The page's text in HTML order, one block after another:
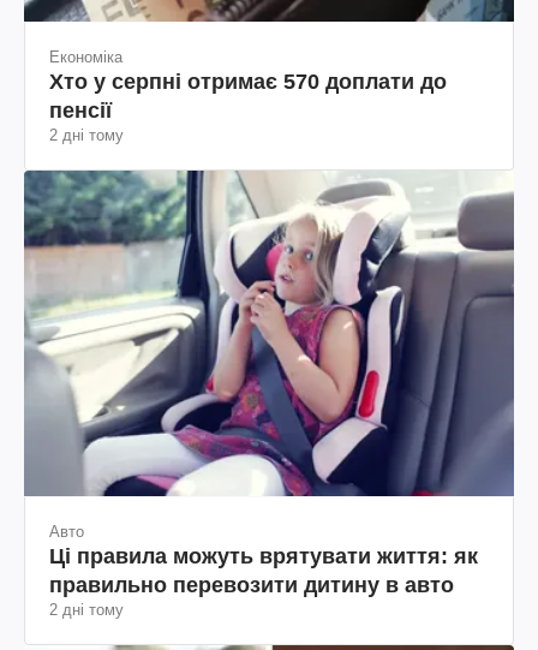
Економіка
Хто у серпні отримає 570 доплати до
пенсії
2 дні тому
Авто
Ці правила можуть врятувати життя: як
правильно перевозити дитину в авто
2 дні тому